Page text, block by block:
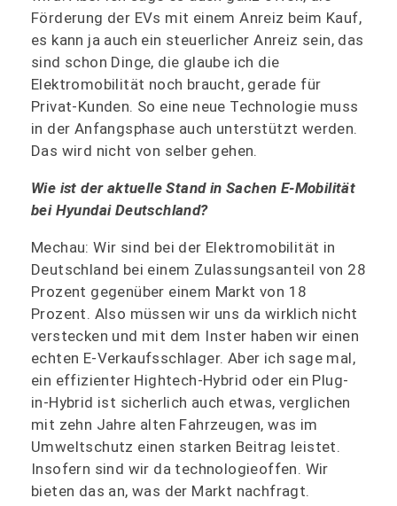
Förderung der EVs mit einem Anreiz beim Kauf,
es kann ja auch ein steuerlicher Anreiz sein, das
sind schon Dinge, die glaube ich die
Elektromobilität noch braucht, gerade für
Privat-Kunden. So eine neue Technologie muss
in der Anfangsphase auch unterstützt werden.
Das wird nicht von selber gehen.
Wie ist der aktuelle Stand in Sachen E-Mobilität
bei Hyundai Deutschland?
Mechau: Wir sind bei der Elektromobilität in
Deutschland bei einem Zulassungsanteil von 28
Prozent gegenüber einem Markt von 18
Prozent. Also müssen wir uns da wirklich nicht
verstecken und mit dem Inster haben wir einen
echten E-Verkaufsschlager. Aber ich sage mal,
ein effizienter Hightech-Hybrid oder ein Plug-
in-Hybrid ist sicherlich auch etwas, verglichen
mit zehn Jahre alten Fahrzeugen, was im
Umweltschutz einen starken Beitrag leistet.
Insofern sind wir da technologieoffen. Wir
bieten das an, was der Markt nachfragt.